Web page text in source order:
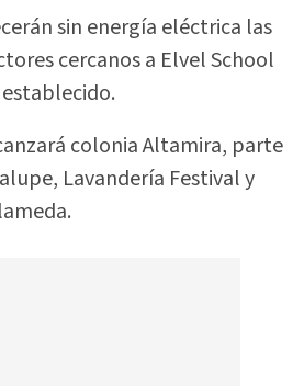
sin energía eléctrica las
cercanos a Elvel School
colonia Altamira, parte
Lavandería Festival y